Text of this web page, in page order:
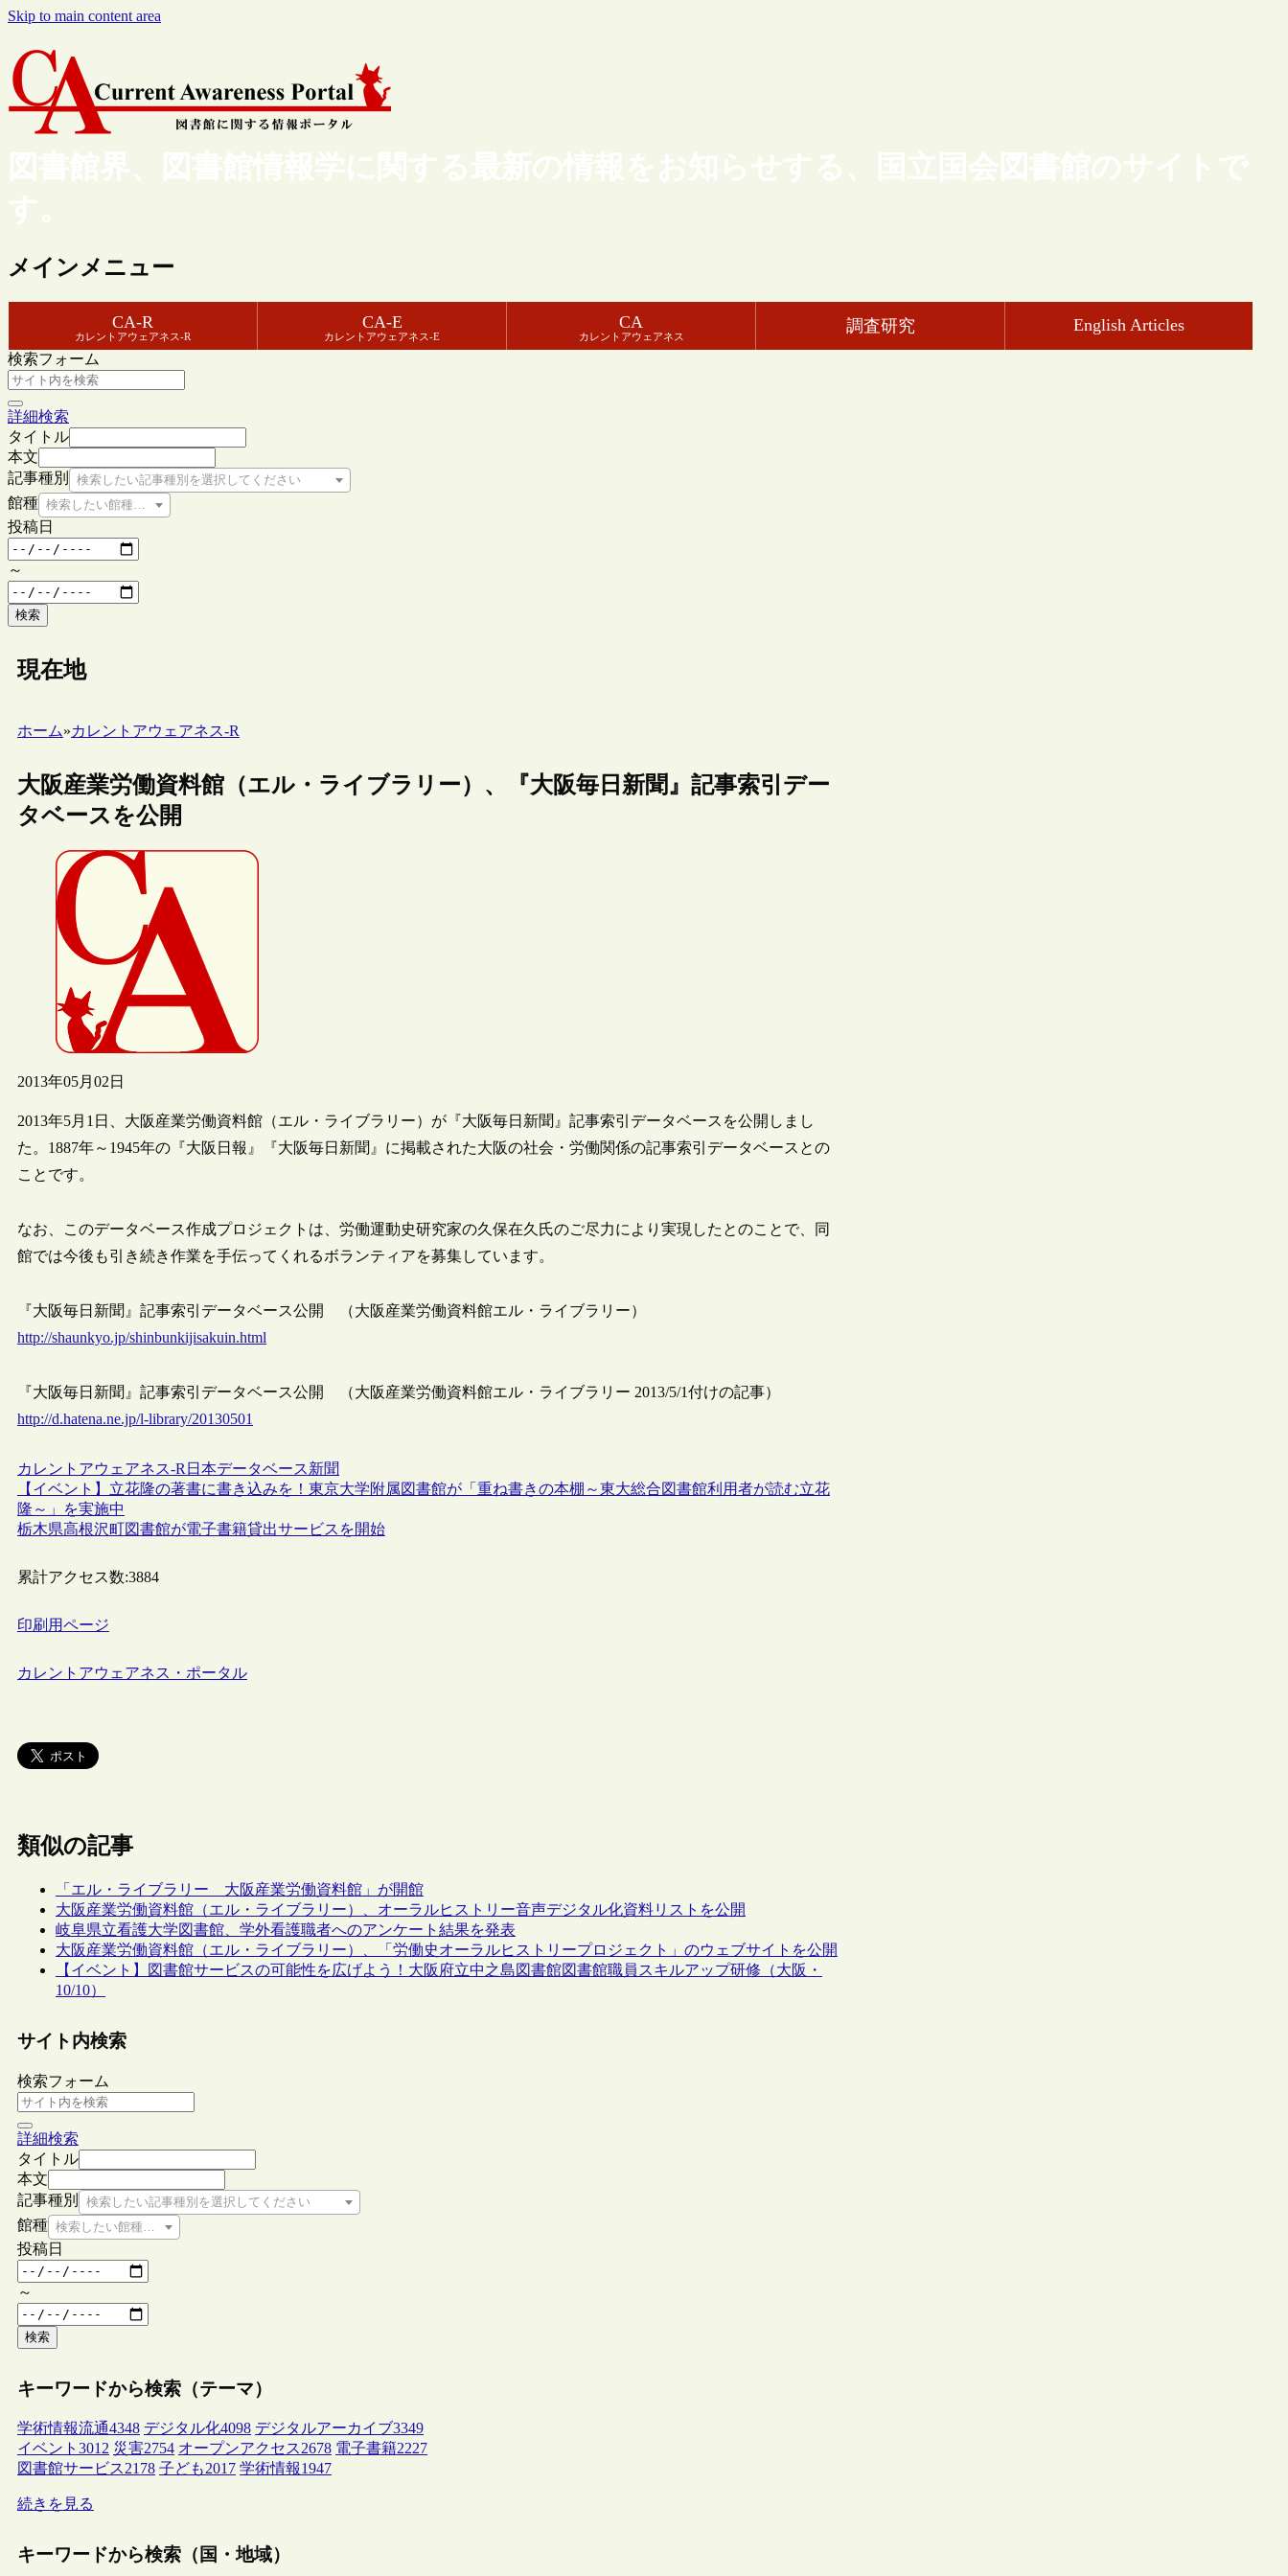
Skip to main content area
図書館界、図書館情報学に関する最新の情報をお知らせする、国立国会図書館のサイトで
す。
メインメニュー
CA-R
カレントアウェアネス-R
CA-E
カレントアウェアネス-E
CA
カレントアウェアネス
調査研究 English Articles
検索フォーム
詳細検索
タイトル
本文
記事種別
検索したい記事種別を選択してください
館種 検索したい館種を選択してください
投稿日
～
検索
現在地
ホーム»カレントアウェアネス-R
大阪産業労働資料館（エル・ライブラリー）、『大阪毎日新聞』記事索引デー
タベースを公開
2013年05月02日
2013年5月1日、大阪産業労働資料館（エル・ライブラリー）が『大阪毎日新聞』記事索引データベースを公開しまし
た。1887年～1945年の『大阪日報』『大阪毎日新聞』に掲載された大阪の社会・労働関係の記事索引データベースとの
ことです。
なお、このデータベース作成プロジェクトは、労働運動史研究家の久保在久氏のご尽力により実現したとのことで、同
館では今後も引き続き作業を手伝ってくれるボランティアを募集しています。
『大阪毎日新聞』記事索引データベース公開 （大阪産業労働資料館エル・ライブラリー）
http://shaunkyo.jp/shinbunkijisakuin.html
『大阪毎日新聞』記事索引データベース公開 （大阪産業労働資料館エル・ライブラリー 2013/5/1付けの記事）
http://d.hatena.ne.jp/l-library/20130501
カレントアウェアネス-R 日本データベース新聞
【イベント】立花隆の著書に書き込みを！東京大学附属図書館が「重ね書きの本棚～東大総合図書館利用者が読む立花
隆～」を実施中
栃木県高根沢町図書館が電子書籍貸出サービスを開始
累計アクセス数:3884
印刷用ページ
カレントアウェアネス・ポータル
類似の記事
「エル・ライブラリー 大阪産業労働資料館」が開館
大阪産業労働資料館（エル・ライブラリー）、オーラルヒストリー音声デジタル化資料リストを公開
岐阜県立看護大学図書館、学外看護職者へのアンケート結果を発表
大阪産業労働資料館（エル・ライブラリー）、「労働史オーラルヒストリープロジェクト」のウェブサイトを公開
【イベント】図書館サービスの可能性を広げよう！大阪府立中之島図書館図書館職員スキルアップ研修（大阪・
10/10）
サイト内検索
検索フォーム
詳細検索
タイトル
本文
記事種別
検索したい記事種別を選択してください
館種 検索したい館種を選択してください
投稿日
～
検索
キーワードから検索（テーマ）
学術情報流通4348 デジタル化4098 デジタルアーカイブ3349
イベント 3012 災害2754 オープンアクセス2678 電子書籍2227
図書館サービス2178 子ども2017 学術情報1947
続きを見る
キーワードから検索（国・地域）